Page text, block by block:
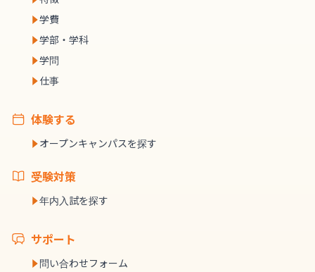
学費
学部・学科
学問
仕事
体験する
オープンキャンパスを探す
受験対策
年内入試を探す
サポート
問い合わせフォーム